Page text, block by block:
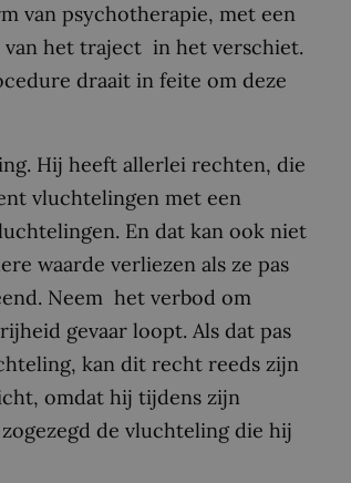
van psychotherapie, met een
van het traject in het verschiet.
draait in feite om deze
Hij heeft allerlei rechten, die
vluchtelingen met een
En dat kan ook niet
waarde verliezen als ze pas
Neem het verbod om
gevaar loopt. Als dat pas
kan dit recht reeds zijn
omdat hij tijdens zijn
de vluchteling die hij